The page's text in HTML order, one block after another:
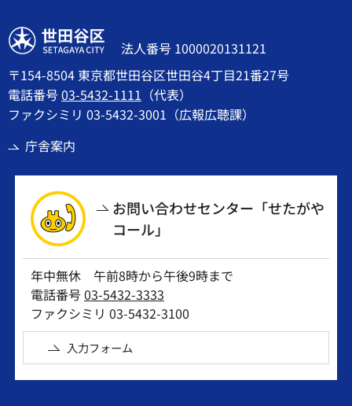
世田谷区
法人番号 1000020131121
〒154-8504 東京都世田谷区世田谷4丁目21番27号
電話番号03-5432-1111 （代表）
ファクシミリ 03-5432-3001（広報広聴課）
庁舎案内
お問い合わせセンター「せたがや
コール」
年中無休 午前8時から午後9時まで
電話番号03-5432-3333
ファクシミリ 03-5432-3100
入力フォーム